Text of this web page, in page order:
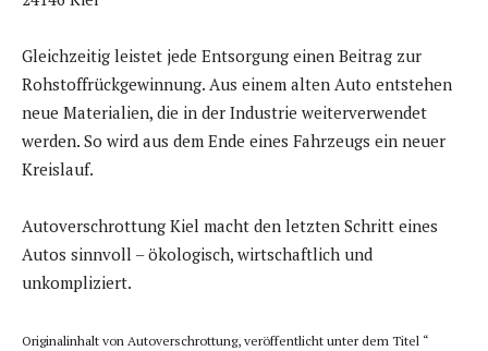
Gleichzeitig leistet jede Entsorgung einen Beitrag zur
Rohstoffrückgewinnung. Aus einem alten Auto entstehen
neue Materialien, die in der Industrie weiterverwendet
werden. So wird aus dem Ende eines Fahrzeugs ein neuer
Kreislauf.
Autoverschrottung Kiel macht den letzten Schritt eines
Autos sinnvoll – ökologisch, wirtschaftlich und
unkompliziert.
Originalinhalt von Autoverschrottung, veröffentlicht unter dem Titel “